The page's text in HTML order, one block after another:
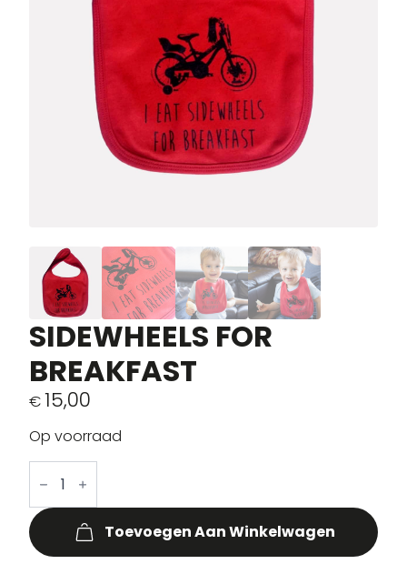
SIDEWHEELS FOR
BREAKFAST
€15,00
Op voorraad
Sidewheels
For
Breakfast
aantal
Toevoegen Aan Winkelwagen